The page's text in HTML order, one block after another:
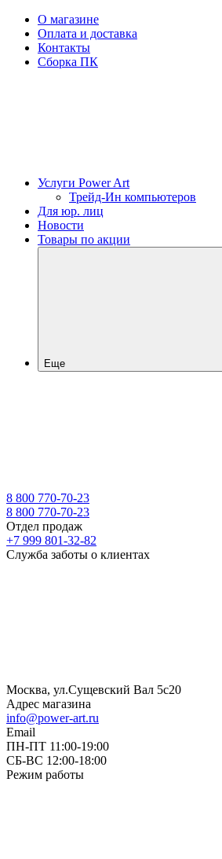
О магазине
Оплата и доставка
Контакты
Сборка ПК
Услуги Power Art
Трейд-Ин компьютеров
Для юр. лиц
Новости
Товары по акции
Еще
8 800 770-70-23
8 800 770-70-23
Отдел продаж
+7 999 801-32-82
Служба заботы о клиентах
Москва, ул.Сущевский Вал 5с20
Адрес магазина
info@power-art.ru
Email
ПН-ПТ 11:00-19:00
СБ-ВС 12:00-18:00
Режим работы